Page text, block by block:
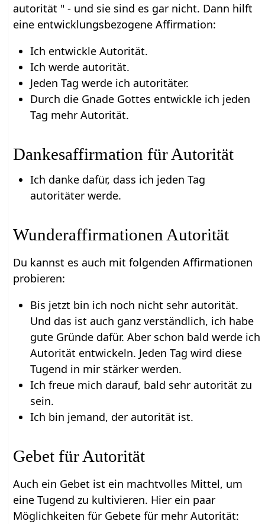
autorität " - und sie sind es gar nicht. Dann hilft
eine entwicklungsbezogene Affirmation:
Ich entwickle Autorität.
Ich werde autorität.
Jeden Tag werde ich autoritäter.
Durch die Gnade Gottes entwickle ich jeden
Tag mehr Autorität.
Dankesaffirmation für Autorität
Ich danke dafür, dass ich jeden Tag
autoritäter werde.
Wunderaffirmationen Autorität
Du kannst es auch mit folgenden Affirmationen
probieren:
Bis jetzt bin ich noch nicht sehr autorität.
Und das ist auch ganz verständlich, ich habe
gute Gründe dafür. Aber schon bald werde ich
Autorität entwickeln. Jeden Tag wird diese
Tugend in mir stärker werden.
Ich freue mich darauf, bald sehr autorität zu
sein.
Ich bin jemand, der autorität ist.
Gebet für Autorität
Auch ein Gebet ist ein machtvolles Mittel, um
eine Tugend zu kultivieren. Hier ein paar
Möglichkeiten für Gebete für mehr Autorität: